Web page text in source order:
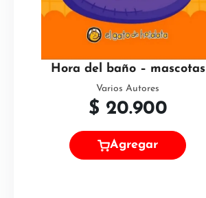
Hora del baño – mascotas
Varios Autores
$ 20.900
Agregar